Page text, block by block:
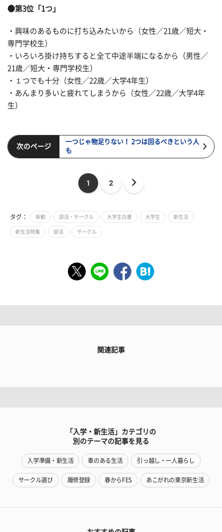
●第3位「1つ」
・興味のあるものに打ち込みたいから（女性／21歳／短大・
専門学校生）
・いろいろ掛け持ちすると全て中途半端になるから（男性／
21歳／短大・専門学校生）
・１つでも十分（女性／22歳／大学4年生）
・あんまり多いと疲れてしまうから（女性／22歳／大学4年
生）
次のページ
一つじゃ物足りない！ 2つは回るべきという人
も
1 2
タグ： 新歓 部活・サークル 大学生白書 大学生 新生活
新生活特集 部活 サークル
関連記事
「入学・新生活」カテゴリの
別のテーマの記事を見る
入学準備・新生活 車のある生活 引っ越し・一人暮らし
サークル選び 履修登録 春からFES あこがれの東京新生活